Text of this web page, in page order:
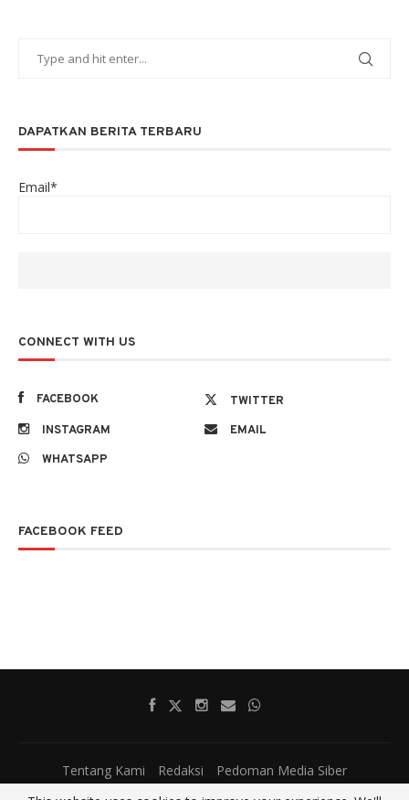
DAPATKAN BERITA TERBARU
Email*
CONNECT WITH US
FACEBOOK
TWITTER
INSTAGRAM
EMAIL
WHATSAPP
FACEBOOK FEED
Tentang Kami Redaksi Pedoman Media Siber